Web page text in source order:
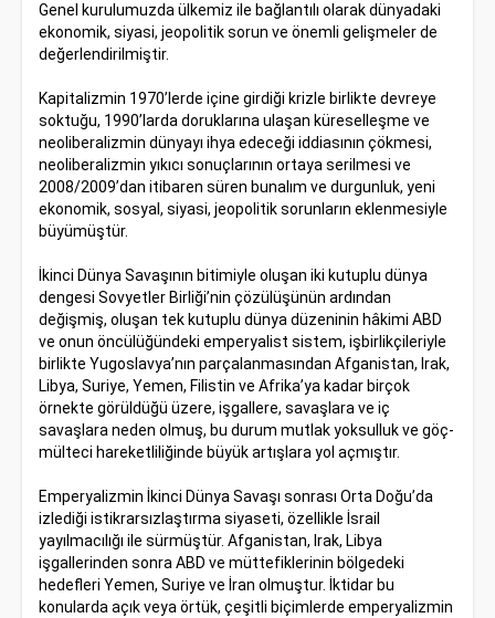
Genel kurulumuzda ülkemiz ile bağlantılı olarak dünyadaki
ekonomik, siyasi, jeopolitik sorun ve önemli gelişmeler de
değerlendirilmiştir.
Kapitalizmin 1970’lerde içine girdiği krizle birlikte devreye
soktuğu, 1990’larda doruklarına ulaşan küreselleşme ve
neoliberalizmin dünyayı ihya edeceği iddiasının çökmesi,
neoliberalizmin yıkıcı sonuçlarının ortaya serilmesi ve
2008/2009’dan itibaren süren bunalım ve durgunluk, yeni
ekonomik, sosyal, siyasi, jeopolitik sorunların eklenmesiyle
büyümüştür.
İkinci Dünya Savaşının bitimiyle oluşan iki kutuplu dünya
dengesi Sovyetler Birliği’nin çözülüşünün ardından
değişmiş, oluşan tek kutuplu dünya düzeninin hâkimi ABD
ve onun öncülüğündeki emperyalist sistem, işbirlikçileriyle
birlikte Yugoslavya’nın parçalanmasından Afganistan, Irak,
Libya, Suriye, Yemen, Filistin ve Afrika’ya kadar birçok
örnekte görüldüğü üzere, işgallere, savaşlara ve iç
savaşlara neden olmuş, bu durum mutlak yoksulluk ve göç-
mülteci hareketliliğinde büyük artışlara yol açmıştır.
Emperyalizmin İkinci Dünya Savaşı sonrası Orta Doğu’da
izlediği istikrarsızlaştırma siyaseti, özellikle İsrail
yayılmacılığı ile sürmüştür. Afganistan, Irak, Libya
işgallerinden sonra ABD ve müttefiklerinin bölgedeki
hedefleri Yemen, Suriye ve İran olmuştur. İktidar bu
konularda açık veya örtük, çeşitli biçimlerde emperyalizmin